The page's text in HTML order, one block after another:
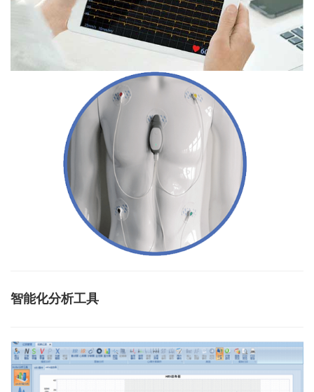
智能化分析工具